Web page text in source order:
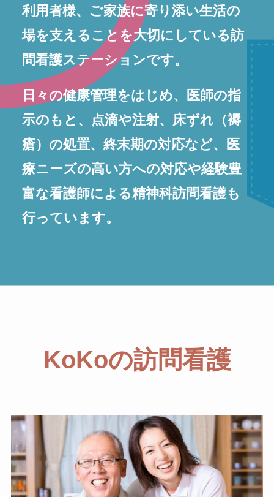
利用者様、ご家族に寄り添い生活の
場を支えることを大切にしている訪
問看護ステーションです。
日々の健康管理をはじめ、医師の指
示のもと、点滴や注射、床ずれ（褥
瘡）の処置、終末期の対応など、医
療ニーズの高い方への対応や経験豊
富な看護師による精神科訪問看護も
行っています。
KoKoの訪問看護